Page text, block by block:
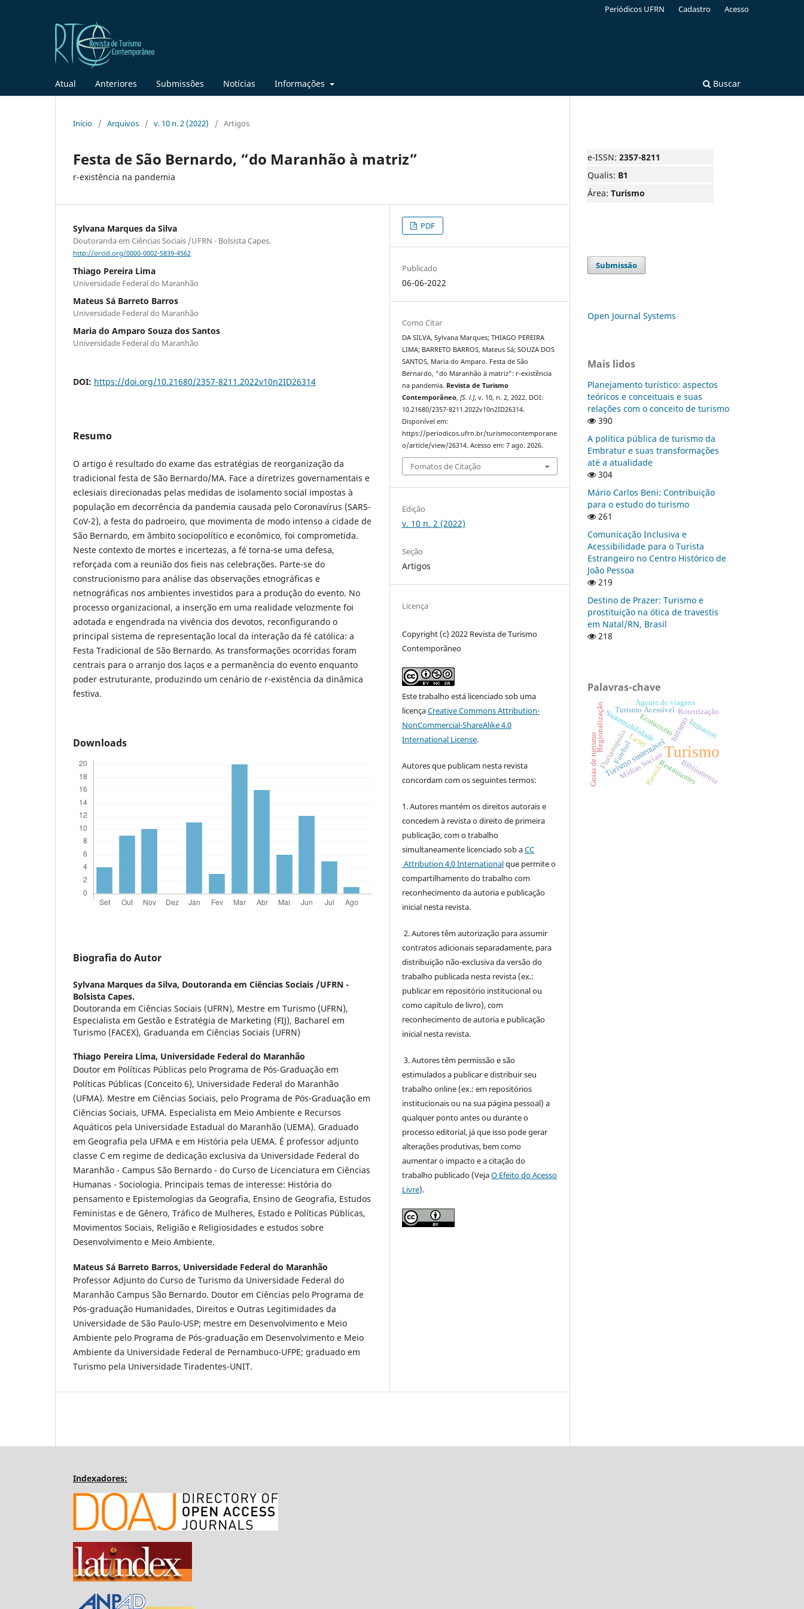
Atual Anteriores Submissões Notícias Informações Buscar
Periódicos UFRN Cadastro Acesso
Início / Arquivos / v. 10 n. 2 (2022) / Artigos
Festa de São Bernardo, “do Maranhão à matriz”
r-existência na pandemia
Sylvana Marques da Silva
Doutoranda em Ciências Sociais /UFRN - Bolsista Capes.
http://orcid.org/0000-0002-5839-4562
Thiago Pereira Lima
Universidade Federal do Maranhão
Mateus Sá Barreto Barros
Universidade Federal do Maranhão
Maria do Amparo Souza dos Santos
Universidade Federal do Maranhão
DOI: https://doi.org/10.21680/2357-8211.2022v10n2ID26314
Resumo
O artigo é resultado do exame das estratégias de reorganização da
tradicional festa de São Bernardo/MA. Face a diretrizes governamentais e
eclesiais direcionadas pelas medidas de isolamento social impostas à
população em decorrência da pandemia causada pelo Coronavírus (SARS-
CoV-2), a festa do padroeiro, que movimenta de modo intenso a cidade de
São Bernardo, em âmbito sociopolítico e econômico, foi comprometida.
Neste contexto de mortes e incertezas, a fé torna-se uma defesa,
reforçada com a reunião dos fieis nas celebrações. Parte-se do
construcionismo para análise das observações etnográficas e
netnográficas nos ambientes investidos para a produção do evento. No
processo organizacional, a inserção em uma realidade velozmente foi
adotada e engendrada na vivência dos devotos, reconfigurando o
principal sistema de representação local da interação da fé católica: a
Festa Tradicional de São Bernardo. As transformações ocorridas foram
centrais para o arranjo dos laços e a permanência do evento enquanto
poder estruturante, produzindo um cenário de r-existência da dinâmica
festiva.
Downloads
Biografia do Autor
Sylvana Marques da Silva, Doutoranda em Ciências Sociais /UFRN -
Bolsista Capes.
Doutoranda em Ciências Sociais (UFRN), Mestre em Turismo (UFRN),
Especialista em Gestão e Estratégia de Marketing (FIJ), Bacharel em
Turismo (FACEX), Graduanda em Ciências Sociais (UFRN)
Thiago Pereira Lima, Universidade Federal do Maranhão
Doutor em Políticas Públicas pelo Programa de Pós-Graduação em
Políticas Públicas (Conceito 6), Universidade Federal do Maranhão
(UFMA). Mestre em Ciências Sociais, pelo Programa de Pós-Graduação em
Ciências Sociais, UFMA. Especialista em Meio Ambiente e Recursos
Aquáticos pela Universidade Estadual do Maranhão (UEMA). Graduado
em Geografia pela UFMA e em História pela UEMA. É professor adjunto
classe C em regime de dedicação exclusiva da Universidade Federal do
Maranhão - Campus São Bernardo - do Curso de Licenciatura em Ciências
Humanas - Sociologia. Principais temas de interesse: História do
pensamento e Epistemologias da Geografia, Ensino de Geografia, Estudos
Feministas e de Gênero, Tráfico de Mulheres, Estado e Políticas Públicas,
Movimentos Sociais, Religião e Religiosidades e estudos sobre
Desenvolvimento e Meio Ambiente.
Mateus Sá Barreto Barros, Universidade Federal do Maranhão
Professor Adjunto do Curso de Turismo da Universidade Federal do
Maranhão Campus São Bernardo. Doutor em Ciências pelo Programa de
Pós-graduação Humanidades, Direitos e Outras Legitimidades da
Universidade de São Paulo-USP; mestre em Desenvolvimento e Meio
Ambiente pelo Programa de Pós-graduação em Desenvolvimento e Meio
Ambiente da Universidade Federal de Pernambuco-UFPE; graduado em
Turismo pela Universidade Tiradentes-UNIT.
PDF
Publicado
06-06-2022
Como Citar
DA SILVA, Sylvana Marques; THIAGO PEREIRA
LIMA; BARRETO BARROS, Mateus Sá; SOUZA DOS
SANTOS, Maria do Amparo. Festa de São
Bernardo, “do Maranhão à matriz”: r-existência
na pandemia. Revista de Turismo
Contemporâneo,[S. l.], v. 10, n. 2, 2022. DOI:
10.21680/2357-8211.2022v10n2ID26314.
Disponível em:
https://periodicos.ufrn.br/turismocontemporane
o/article/view/26314. Acesso em: 7 ago. 2026.
Fomatos de Citação
Edição
v. 10 n. 2 (2022)
Seção
Artigos
Licença
Copyright (c) 2022 Revista de Turismo
Contemporâneo
Este trabalho está licenciado sob uma
licençaCreative Commons Attribution-
NonCommercial-ShareAlike 4.0
International License.
Autores que publicam nesta revista
concordam com os seguintes termos:
1. Autores mantém os direitos autorais e
concedem à revista o direito de primeira
publicação, com o trabalho
simultaneamente licenciado sob aCC
Attribution 4.0 Internationalque permite o
compartilhamento do trabalho com
reconhecimento da autoria e publicação
inicial nesta revista.
2. Autores têm autorização para assumir
contratos adicionais separadamente, para
distribuição não-exclusiva da versão do
trabalho publicada nesta revista (ex.:
publicar em repositório institucional ou
como capítulo de livro), com
reconhecimento de autoria e publicação
inicial nesta revista.
3. Autores têm permissão e são
estimulados a publicar e distribuir seu
trabalho online (ex.: em repositórios
institucionais ou na sua página pessoal) a
qualquer ponto antes ou durante o
processo editorial, já que isso pode gerar
alterações produtivas, bem como
aumentar o impacto e a citação do
trabalho publicado (VejaO Efeito do Acesso
Livre).
e-ISSN: 2357-8211
Qualis: B1
Área: Turismo
Submissão
Open Journal Systems
Mais lidos
Planejamento turístico: aspectos
teóricos e conceituais e suas
relações com o conceito de turismo
390
A política pública de turismo da
Embratur e suas transformações
até a atualidade
304
Mário Carlos Beni: Contribuição
para o estudo do turismo
261
Comunicação Inclusiva e
Acessibilidade para o Turista
Estrangeiro no Centro Histórico de
João Pessoa
219
Destino de Prazer: Turismo e
prostituição na ótica de travestis
em Natal/RN, Brasil
218
Palavras-chave
Turismo
Turismo sustentável
turismoImpactos
Lazer
Sustentabilidade
Ecoturismo
FlorianópolisMídias Sociais
Regionalização Turismo Acessível
Restaurantes
Paraná Bibliometria
Futebol
Guias de turismo
Agente de viagens
Roteirização
Indexadores: